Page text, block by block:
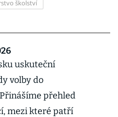
školství
uskuteční
volby do
přehled
mezi které patří